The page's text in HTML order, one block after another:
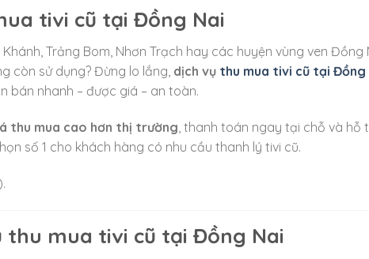
tivi cũ tại Đồng Nai
Trảng Bom, Nhơn Trạch hay các huyện vùng ven Đồng
còn sử dụng? Đừng lo lắng, dịch vụ thu mua tivi cũ tại Đồng
bán nhanh – được giá – an toàn.
thu mua cao hơn thị trường, thanh toán ngay tại chỗ và hỗ
số 1 cho khách hàng có nhu cầu thanh lý tivi cũ.
thu mua tivi cũ tại Đồng Nai